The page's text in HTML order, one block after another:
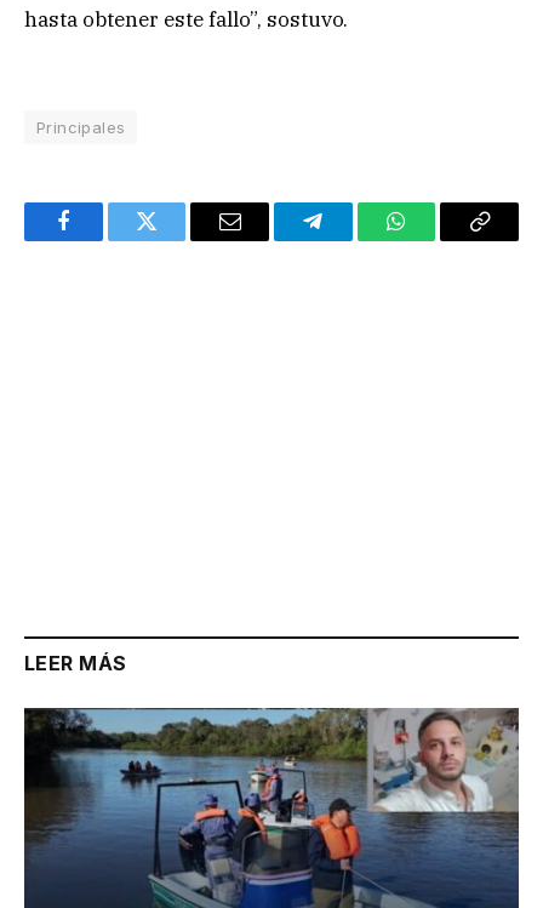
hasta obtener este fallo”, sostuvo.
Principales
FacebookTwitter Email TelegramWhatsAppCopy
LEER MÁS